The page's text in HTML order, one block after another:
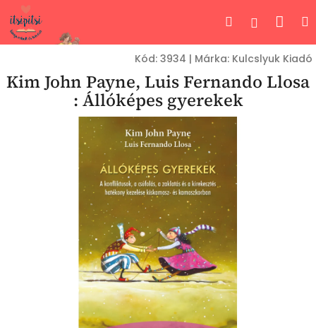
Ugrás
fő
tartalomhoz
Keresés
Kód: 3934 | Márka: Kulcslyuk Kiadó
Kim John Payne, Luis Fernando Llosa
: Állóképes gyerekek